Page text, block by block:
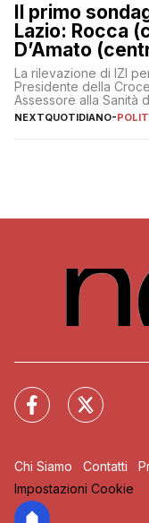
Il primo
Lazio: Rocca
D’Amato
La rilevazione di IZI
Presidente della
Assessore alla Sanità
Donatella Bianchi
NEXTQUOTIDIANO-
Chi Siamo Contatti
Impostazioni Cookie